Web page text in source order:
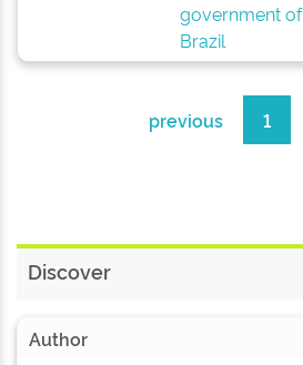
government of
Brazil
previous 1
Discover
Author